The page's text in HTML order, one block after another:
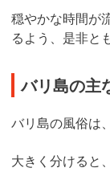
穏やかな時間が
るよう、是非と
バリ島の主
バリ島の風俗は
大きく分けると、